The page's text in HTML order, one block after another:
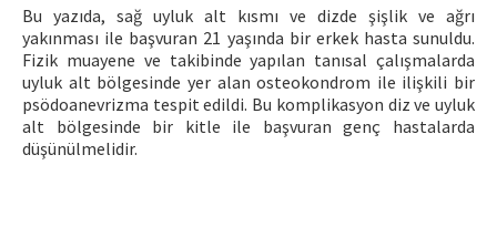
Bu yazıda, sağ uyluk alt kısmı ve dizde şişlik ve ağrı
yakınması ile başvuran 21 yaşında bir erkek hasta sunuldu.
Fizik muayene ve takibinde yapılan tanısal çalışmalarda
uyluk alt bölgesinde yer alan osteokondrom ile ilişkili bir
psödoanevrizma tespit edildi. Bu komplikasyon diz ve uyluk
alt bölgesinde bir kitle ile başvuran genç hastalarda
düşünülmelidir.